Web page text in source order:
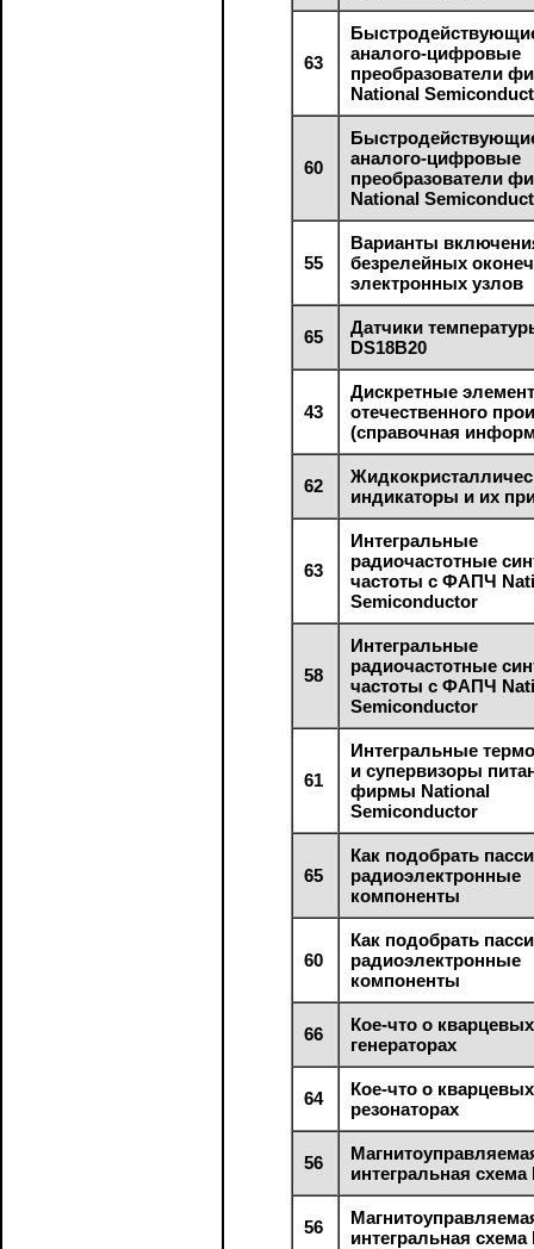
63
аналого-цифровые
преобразователи
National
60
аналого-цифровые
преобразователи
National
55
Варианты
безрелейных
электронных узлов
65
Датчики
DS18B20
43
Дискретные
отечественного
(справочная
62
индикаторы и их
63
Интегральные
радиочастотные
частоты с ФАПЧ
Semiconductor
58
Интегральные
радиочастотные
частоты с ФАПЧ
Semiconductor
61
Интегральные
и супервизоры
фирмы National
Semiconductor
65
Как подобрать
радиоэлектронные
компоненты
60
Как подобрать
радиоэлектронные
компоненты
66
Кое-что о кварцевых
генераторах
64
Кое-что о кварцевых
резонаторах
56
интегральная схема
56
интегральная схема